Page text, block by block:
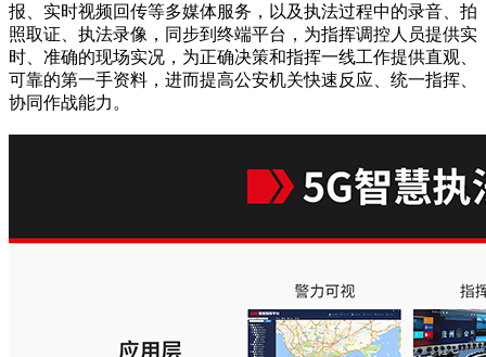
报、实时视频回传等多媒体服务，以及执法过程中的录音、拍
照取证、执法录像，同步到终端平台，为指挥调控人员提供实
时、准确的现场实况，为正确决策和指挥一线工作提供直观、
可靠的第一手资料，进而提高公安机关快速反应、统一指挥、
协同作战能力。